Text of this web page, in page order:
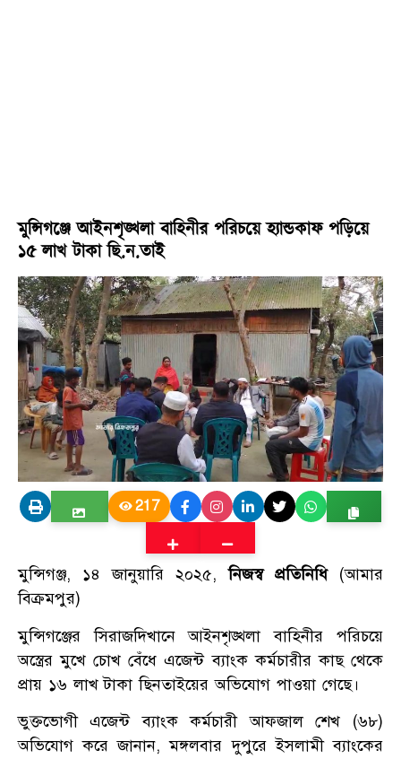
মুন্সিগঞ্জে আইনশৃঙ্খলা বাহিনীর পরিচয়ে হ্যান্ডকাফ পড়িয়ে
১৫ লাখ টাকা ছি.ন.তাই
217
মুন্সিগঞ্জ, ১৪ জানুয়ারি ২০২৫,নিজস্ব প্রতিনিধি (আমার
বিক্রমপুর)
মুন্সিগঞ্জের সিরাজদিখানে আইনশৃঙ্খলা বাহিনীর পরিচয়ে
অস্ত্রের মুখে চোখ বেঁধে এজেন্ট ব্যাংক কর্মচারীর কাছ থেকে
প্রায় ১৬ লাখ টাকা ছিনতাইয়ের অভিযোগ পাওয়া গেছে।
ভুক্তভোগী এজেন্ট ব্যাংক কর্মচারী আফজাল শেখ (৬৮)
অভিযোগ করে জানান, মঙ্গলবার দুপুরে ইসলামী ব্যাংকের